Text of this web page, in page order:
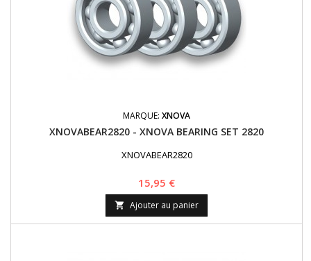
MARQUE: XNOVA
XNOVABEAR2820 - XNOVA BEARING SET 2820
XNOVABEAR2820
Prix
15,95 €
 Ajouter au panier